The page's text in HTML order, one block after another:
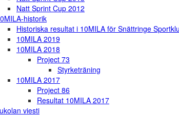
Natt Sprint Cup 2012
historik
Historiska resultat i 10MILA för Snättringe
10MILA 2019
10MILA 2018
Project 73
Styrketräning
10MILA 2017
Project 86
Resultat 10MILA 2017
viesti